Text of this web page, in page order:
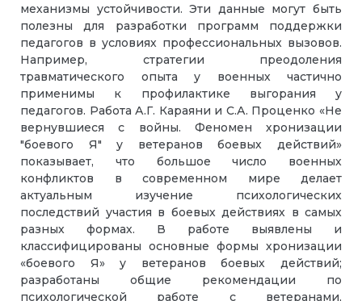
механизмы устойчивости. Эти данные могут быть
полезны для разработки программ поддержки
педагогов в условиях профессиональных вызовов.
Например, стратегии преодоления
травматического опыта у военных частично
применимы к профилактике выгорания у
педагогов. Работа А.Г. Караяни и С.А. Проценко «Не
вернувшиеся с войны. Феномен хронизации
"боевого Я" у ветеранов боевых действий»
показывает, что большое число военных
конфликтов в современном мире делает
актуальным изучение психологических
последствий участия в боевых действиях в самых
разных формах. В работе выявлены и
классифицированы основные формы хронизации
«боевого Я» у ветеранов боевых действий;
разработаны общие рекомендации по
психологической работе с ветеранами,